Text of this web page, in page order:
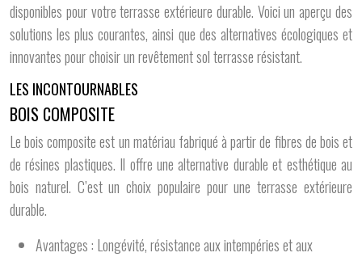
disponibles pour votre terrasse extérieure durable. Voici un aperçu des
solutions les plus courantes, ainsi que des alternatives écologiques et
innovantes pour choisir un revêtement sol terrasse résistant.
LES INCONTOURNABLES
BOIS COMPOSITE
Le bois composite est un matériau fabriqué à partir de fibres de bois et
de résines plastiques. Il offre une alternative durable et esthétique au
bois naturel. C’est un choix populaire pour une terrasse extérieure
durable.
Avantages : Longévité, résistance aux intempéries et aux